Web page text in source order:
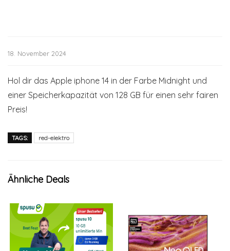
18. November 2024
Hol dir das Apple iphone 14 in der Farbe Midnight und
einer Speicherkapazität von 128 GB für einen sehr fairen
Preis!
TAGS: red-elektro
Ähnliche Deals